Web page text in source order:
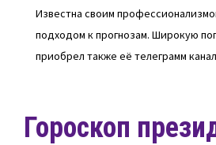
Известна своим
подходом к прогнозам. Широкую
приобрел также её телеграмм
Гороскоп